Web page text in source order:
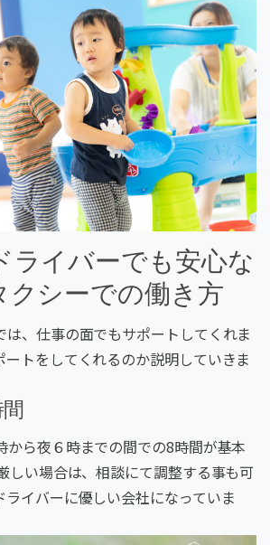
ライバーでも安心な
クシーでの働き方
は、仕事の面でもサポートしてくれま
ートをしてくれるのか説明していきま
から夜６時までの間での8時間が基本
しい場合は、相談にて調整する事も可
ライバーに優しい会社になっていま